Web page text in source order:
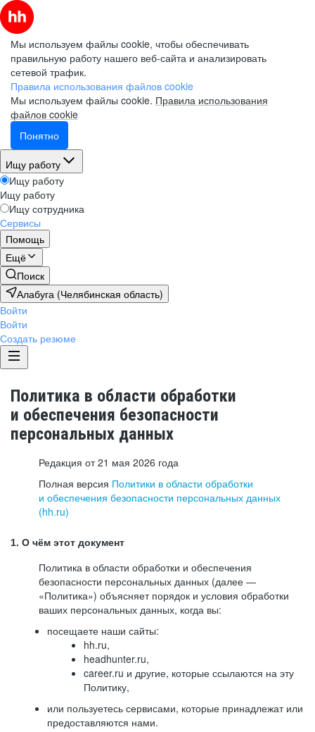
Мы используем файлы cookie, чтобы обеспечивать
правильную работу нашего веб-сайта и анализировать
сетевой трафик.
Правила использования файлов cookie
Мы используем файлы cookie. Правила использования
файлов cookie
Понятно
Ищу работу
Ищу работу
Ищу работу
Ищу сотрудника
Сервисы
Помощь
Ещё
Поиск
Алабуга (Челябинская область)
Войти
Войти
Создать резюме
Политика в области обработки
и обеспечения безопасности
персональных данных
Редакция от 21 мая 2026 года
Полная версия Политики в области обработки
и обеспечения безопасности персональных данных
(hh.ru)
1. О чём этот документ
Политика в области обработки и обеспечения
безопасности персональных данных (далее —
«Политика») объясняет порядок и условия обработки
ваших персональных данных, когда вы:
посещаете наши сайты:
hh.ru,
headhunter.ru,
career.ru и другие, которые ссылаются на эту
Политику,
или пользуетесь сервисами, которые принадлежат или
предоставляются нами.